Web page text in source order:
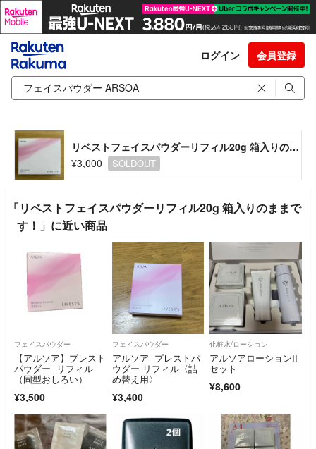
ログイン 会員登録
リベストフェイスパウダーリフィル20g 箱入りのままです！
¥3,000
SOLDOUT
「リベストフェイスパウダーリフィル20g 箱入りのままで
す！」に近い商品
フェイスパウダー
【アルソア】プレスト
パウダー リフィル
（固型おしろい）
¥3,500
フェイスパウダー
アルソア プレストパ
ウダー リフィル〈詰
め替え用〉
¥3,400
化粧水/ローション
アルソアローションII
セット
¥8,600